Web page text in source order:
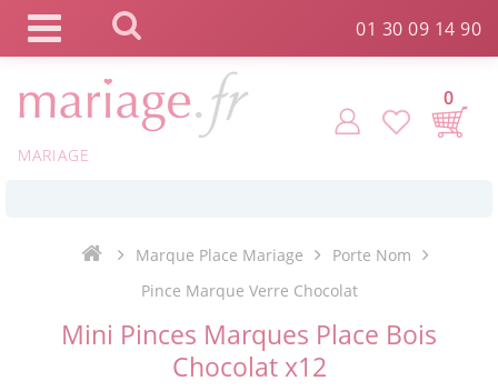
01 30 09 14 90
MARIAGE
0
Livraison point relais gratuit dès 89 € !*
Marque Place Mariage
Porte Nom
Pince Marque Verre Chocolat
Mini Pinces Marques Place Bois
Chocolat x12
Panneau de gestion des cookies